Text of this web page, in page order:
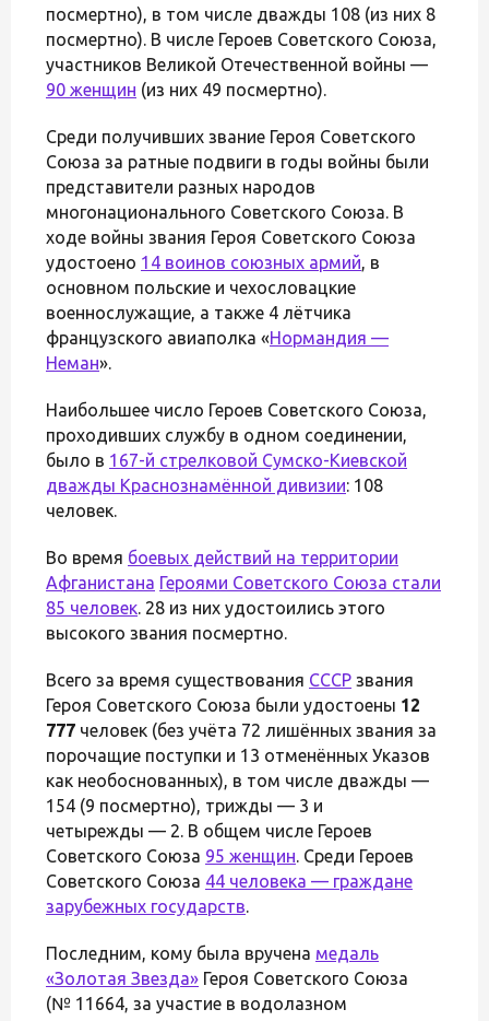
посмертно), в том числе дважды 108 (из них 8
посмертно). В числе Героев Советского Союза,
участников Великой Отечественной войны —
90 женщин (из них 49 посмертно).
Среди получивших звание Героя Советского
Союза за ратные подвиги в годы войны были
представители разных народов
многонационального Советского Союза. В
ходе войны звания Героя Советского Союза
удостоено 14 воинов союзных армий, в
основном польские и чехословацкие
военнослужащие, а также 4 лётчика
французского авиаполка «Нормандия —
Неман».
Наибольшее число Героев Советского Союза,
проходивших службу в одном соединении,
было в 167-й стрелковой Сумско-Киевской
дважды Краснознамённой дивизии: 108
человек.
Во время боевых действий на территории
Афганистана Героями Советского Союза стали
85 человек. 28 из них удостоились этого
высокого звания посмертно.
Всего за время существования СССР звания
Героя Советского Союза были удостоены 12
777 человек (без учёта 72 лишённых звания за
порочащие поступки и 13 отменённых Указов
как необоснованных), в том числе дважды —
154 (9 посмертно), трижды — 3 и
четырежды — 2. В общем числе Героев
Советского Союза 95 женщин. Среди Героев
Советского Союза 44 человека — граждане
зарубежных государств.
Последним, кому была вручена медаль
«Золотая Звезда» Героя Советского Союза
(№ 11664, за участие в водолазном